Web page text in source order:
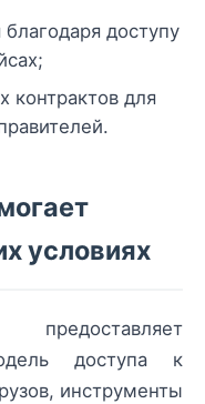
доступу
контрактов для
условиях
предоставляет
доступа к
инструменты